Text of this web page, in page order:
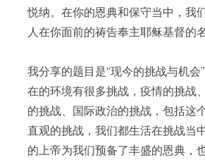
悦纳。在你的恩典和保守当中，我
人在你面前的祷告奉主耶稣基督的
我分享的题目是“现今的挑战与机会
在的环境有很多挑战，疫情的挑战
的挑战、国际政治的挑战，包括这
直观的挑战，我们都生活在挑战当
的上帝为我们预备了丰盛的恩典，